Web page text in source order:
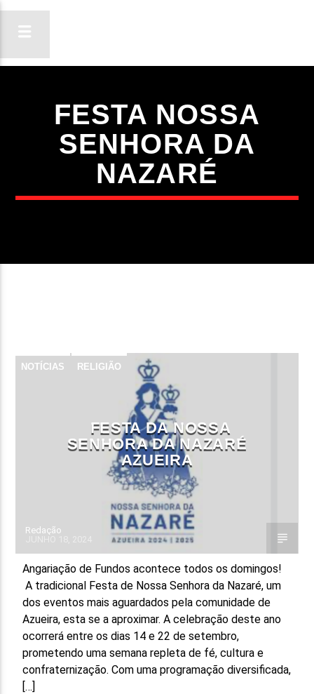
ON FM
LIGA-TE
TÍTULO
FESTA NOSSA
SENHORA DA
NAZARÉ
NOTÍCIAS RELIGIÃO
FESTA DA NOSSA
SENHORA DA NAZARÉ
AZUEIRA
Redação
Angariação de Fundos acontece todos os domingos!
A tradicional Festa de Nossa Senhora da Nazaré, um
dos eventos mais aguardados pela comunidade de
Azueira, esta se a aproximar. A celebração deste ano
ocorrerá entre os dias 14 e 22 de setembro,
prometendo uma semana repleta de fé, cultura e
confraternização. Com uma programação diversificada,
[…]